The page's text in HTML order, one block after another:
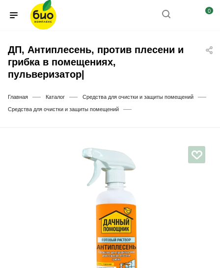
0
ДП, Антиплесень, против плесени и
грибка в помещениях,
пульверизатор|
Главная — Каталог — Средства для очистки и защиты помещений —
Средства для очистки и защиты помещений —